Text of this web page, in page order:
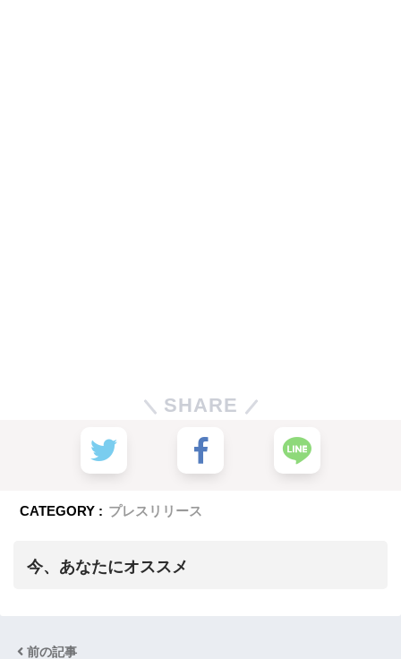
SHARE
CATEGORY : プレスリリース
今、あなたにオススメ
前の記事